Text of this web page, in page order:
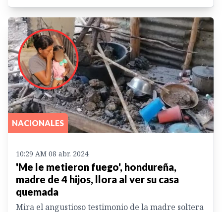
NACIONALES
10:29 AM 08 abr. 2024
'Me le metieron fuego', hondureña,
madre de 4 hijos, llora al ver su casa
quemada
Mira el angustioso testimonio de la madre soltera